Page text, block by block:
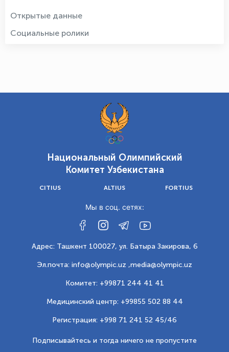
Открытые данные
Социальные ролики
Национальный Олимпийский
Комитет Узбекистана
CITIUS ALTIUS FORTIUS
Мы в соц. сетях:
Адрес: Ташкент 100027, ул. Батыра Закирова, 6
Эл.почта: info@olympic.uz ,media@olympic.uz
Комитет: +99871 244 41 41
Медицинский центр: +99855 502 88 44
Регистрация: +998 71 241 52 45/46
Подписывайтесь и тогда ничего не пропустите